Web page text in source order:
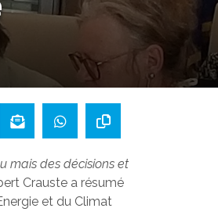
mais des décisions et
Crauste a résumé
et du Climat